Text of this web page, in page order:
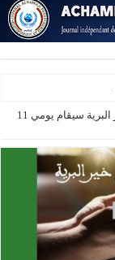
ملتقى نفحات صوفية في مدح خير البرية سيقام يومي 11